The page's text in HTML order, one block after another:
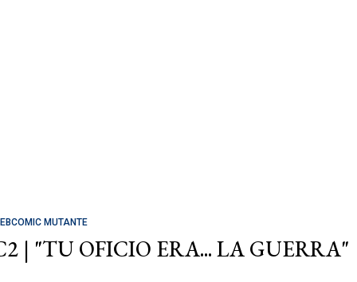
MUTANTE
| "TU OFICIO ERA... LA GUERRA"